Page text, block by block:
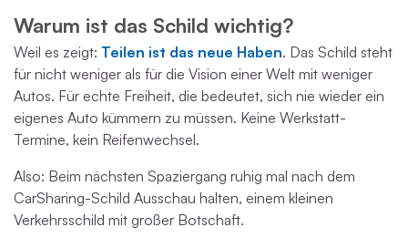
Warum ist das Schild wichtig?
Weil es zeigt: Teilen ist das neue Haben. Das Schild steht
für nicht weniger als für die Vision einer Welt mit weniger
Autos. Für echte Freiheit, die bedeutet, sich nie wieder ein
eigenes Auto kümmern zu müssen. Keine Werkstatt-
Termine, kein Reifenwechsel.
Also: Beim nächsten Spaziergang ruhig mal nach dem
CarSharing-Schild Ausschau halten, einem kleinen
Verkehrsschild mit großer Botschaft.